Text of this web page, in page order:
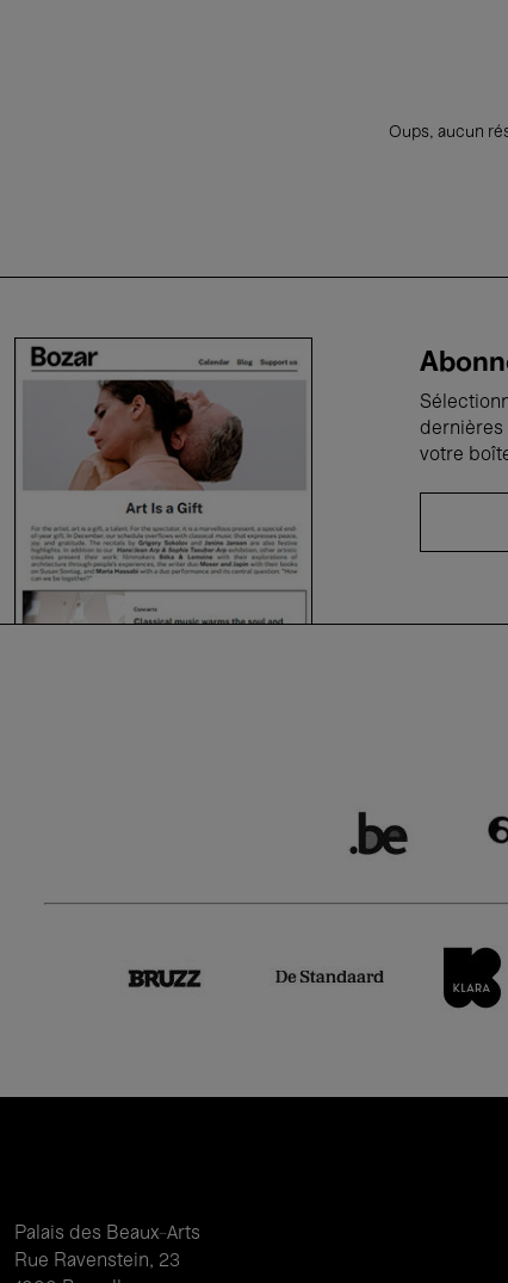
Oups, aucun
dernières
votre
Palais des Beaux-Arts
Rue Ravenstein, 23